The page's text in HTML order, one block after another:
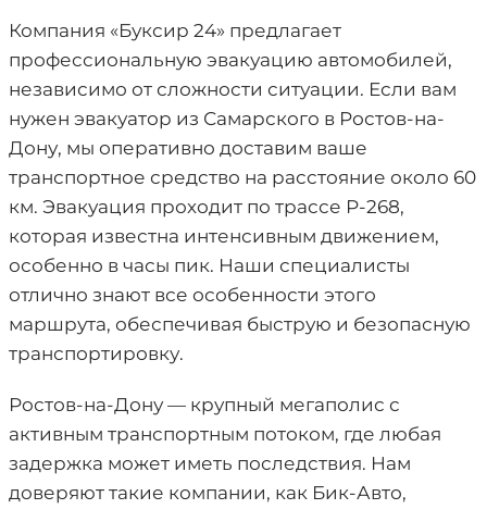
Компания «Буксир 24» предлагает
профессиональную эвакуацию автомобилей,
независимо от сложности ситуации. Если вам
нужен эвакуатор из Самарского в Ростов-на-
Дону, мы оперативно доставим ваше
транспортное средство на расстояние около 60
км. Эвакуация проходит по трассе Р-268,
которая известна интенсивным движением,
особенно в часы пик. Наши специалисты
отлично знают все особенности этого
маршрута, обеспечивая быструю и безопасную
транспортировку.
Ростов-на-Дону — крупный мегаполис с
активным транспортным потоком, где любая
задержка может иметь последствия. Нам
доверяют такие компании, как Бик-Авто,